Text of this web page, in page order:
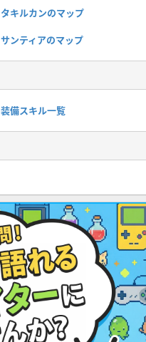
タキルカンのマップ
サンティアのマップ
装備スキル一覧